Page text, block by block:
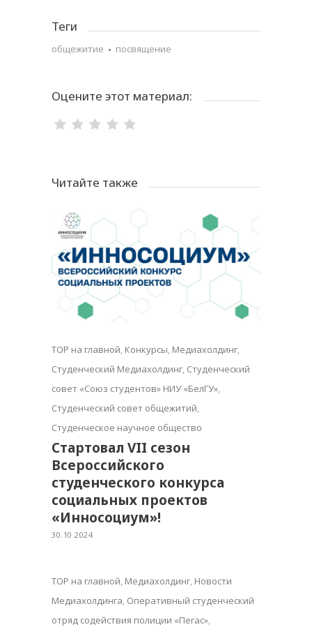
Теги
общежитие посвящение
Оцените этот материал:
Читайте также
TOP на главной, Конкурсы, Медиахолдинг,
Студенческий Медиахолдинг, Студенческий
совет «Союз студентов» НИУ «БелГУ»,
Студенческий совет общежитий,
Студенческое научное общество
Стартовал VII сезон
Всероссийского
студенческого конкурса
социальных проектов
«Инносоциум»!
30.10.2024
TOP на главной, Медиахолдинг, Новости
Медиахолдинга, Оперативный студенческий
отряд содействия полиции «Пегас»,